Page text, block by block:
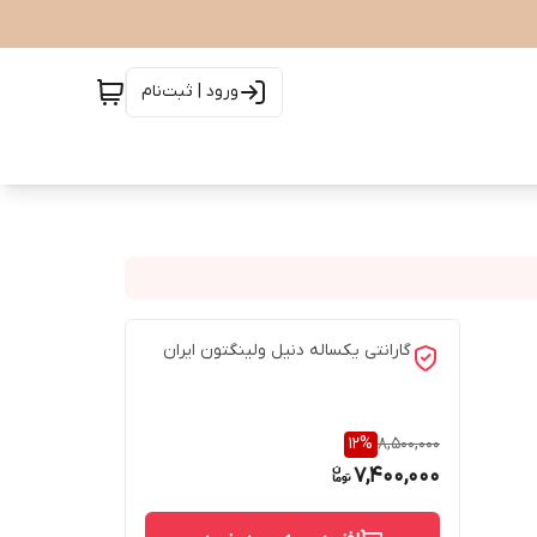
ورود | ثبت‌نام
گارانتی یکساله دنیل ولینگتون ایران
8,500,000
12%
7,400,000